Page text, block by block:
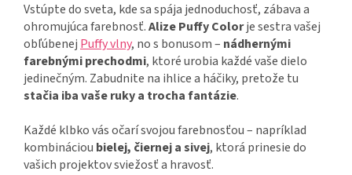
Vstúpte do sveta, kde sa spája jednoduchosť, zábava a
ohromujúca farebnosť.Alize Puffy Colorje sestra vašej
obľúbenej Puffy vlny, no s bonusom – nádhernými
farebnými prechodmi, ktoré urobia každé vaše dielo
jedinečným. Zabudnite na ihlice a háčiky, pretože tu
stačia iba vaše ruky a trocha fantázie.
Každé klbko vás očarí svojou farebnosťou – napríklad
kombináciou bielej, čiernej a sivej, ktorá prinesie do
vašich projektov sviežosť a hravosť.